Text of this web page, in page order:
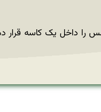
سس را داخل یک کاسه